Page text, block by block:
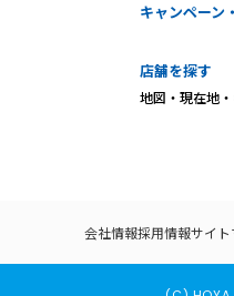
キャンペーン
店舗を探す
地図・現在地
会社情報採用情報サイ